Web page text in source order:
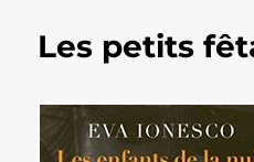
Les petits